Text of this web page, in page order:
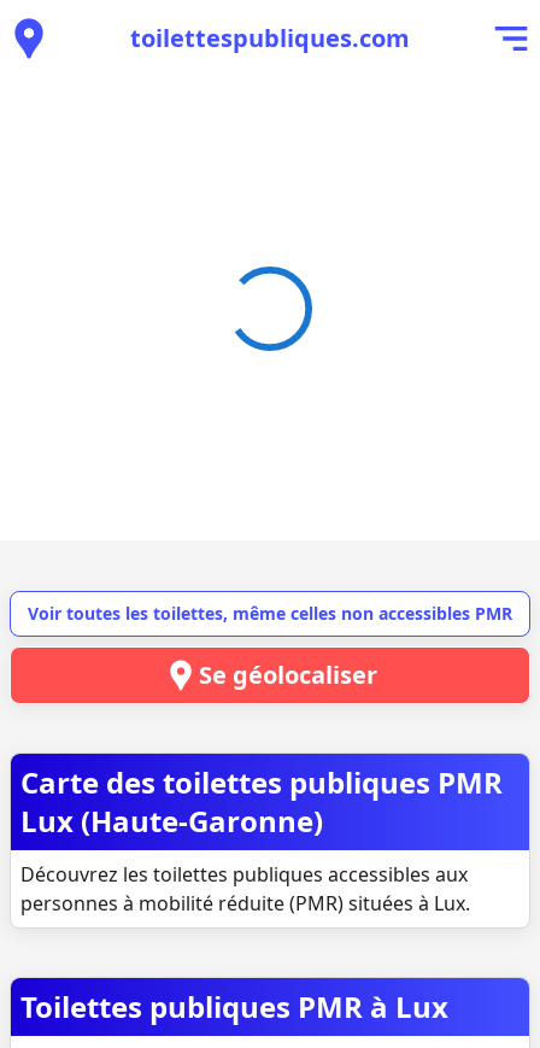
toilettespubliques.com
Voir toutes les toilettes, même celles non accessibles PMR
Se géolocaliser
Carte des toilettes publiques PMR
Lux (Haute-Garonne)
Découvrez les toilettes publiques accessibles aux
personnes à mobilité réduite (PMR) situées à Lux.
Toilettes publiques PMR à Lux